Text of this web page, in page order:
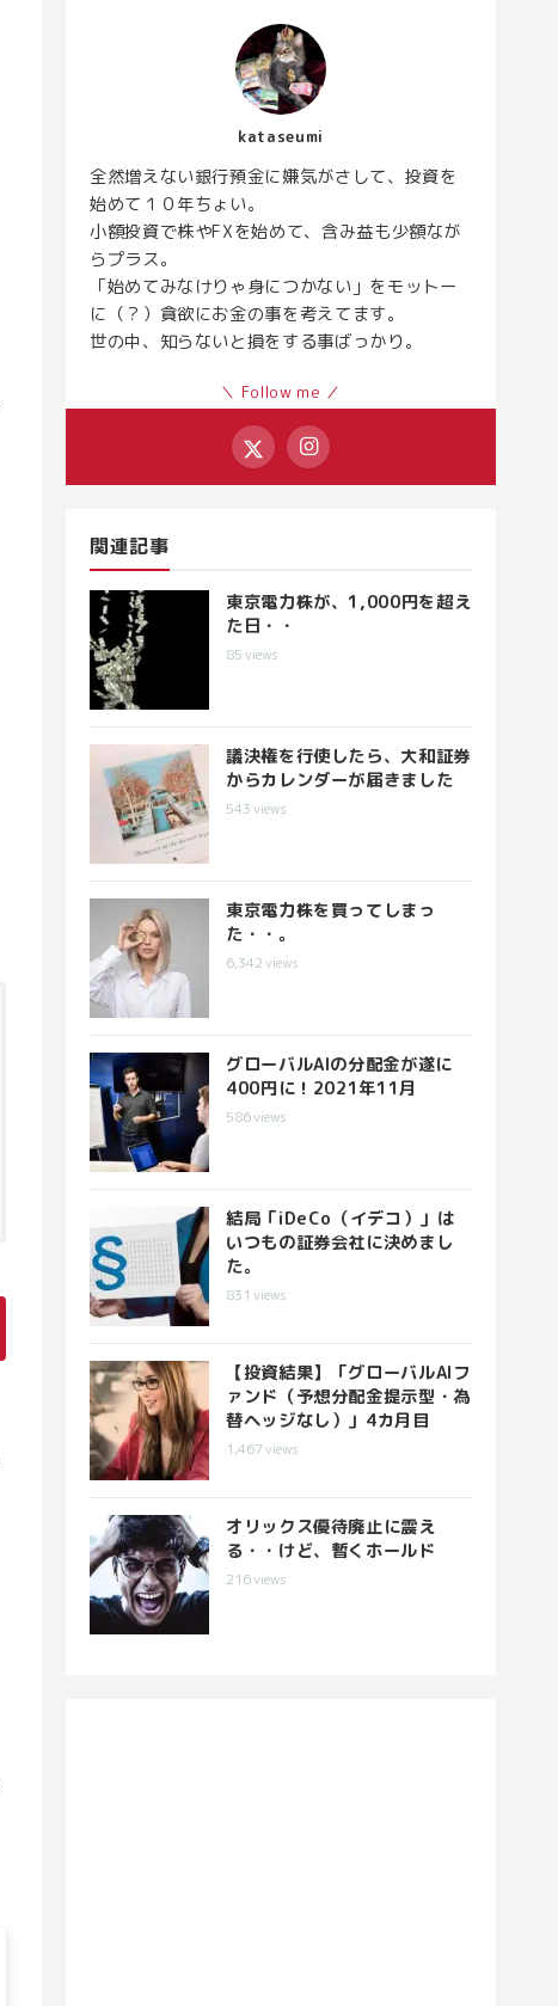
kataseumi
全然増えない銀行預金に嫌気がさして、投資を
始めて１０年ちょい。
小額投資で株やFXを始めて、含み益も少額なが
らプラス。
「始めてみなけりゃ身につかない」をモットー
に（？）貪欲にお金の事を考えてます。
世の中、知らないと損をする事ばっかり。
＼ Follow me ／
関連記事
東京電力株が、1,000円を超え
た日・・
85views
議決権を行使したら、大和証券
からカレンダーが届きました
543views
東京電力株を買ってしまっ
た・・。
6,342views
グローバルAIの分配金が遂に
400円に！2021年11月
586views
結局「iDeCo（イデコ）」は
いつもの証券会社に決めまし
た。
831 views
【投資結果】「グローバルAIフ
ァンド（予想分配金提示型・為
替ヘッジなし）」4カ月目
1,467views
オリックス優待廃止に震え
る・・けど、暫くホールド
216views